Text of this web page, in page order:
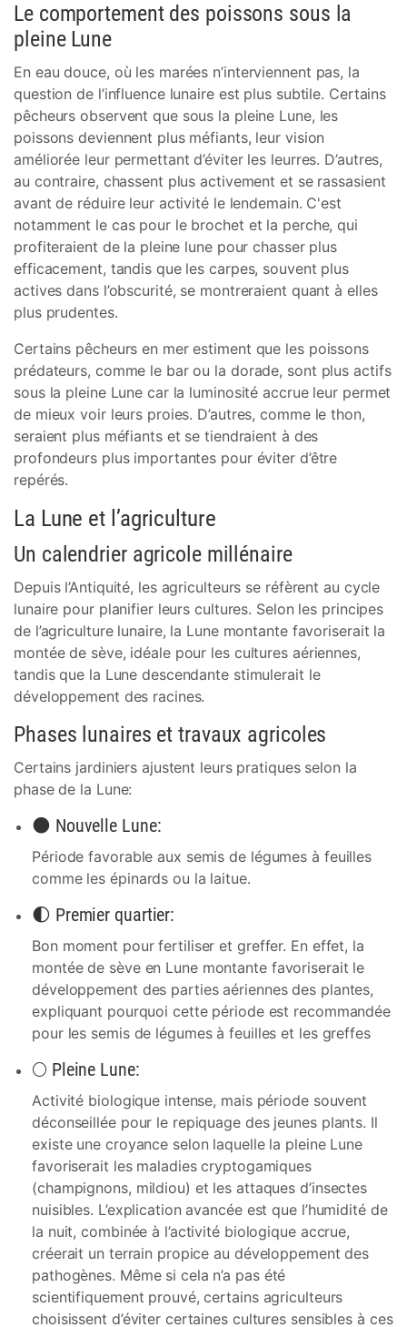
Le comportement des poissons sous la
pleine Lune
En eau douce, où les marées n’interviennent pas, la
question de l’influence lunaire est plus subtile. Certains
pêcheurs observent que sous la pleine Lune, les
poissons deviennent plus méfiants, leur vision
améliorée leur permettant d’éviter les leurres. D’autres,
au contraire, chassent plus activement et se rassasient
avant de réduire leur activité le lendemain. C'est
notamment le cas pour le brochet et la perche, qui
profiteraient de la pleine lune pour chasser plus
efficacement, tandis que les carpes, souvent plus
actives dans l’obscurité, se montreraient quant à elles
plus prudentes.
Certains pêcheurs en mer estiment que les poissons
prédateurs, comme le bar ou la dorade, sont plus actifs
sous la pleine Lune car la luminosité accrue leur permet
de mieux voir leurs proies. D’autres, comme le thon,
seraient plus méfiants et se tiendraient à des
profondeurs plus importantes pour éviter d’être
repérés.
La Lune et l’agriculture
Un calendrier agricole millénaire
Depuis l’Antiquité, les agriculteurs se réfèrent au cycle
lunaire pour planifier leurs cultures. Selon les principes
de l’agriculture lunaire, la Lune montante favoriserait la
montée de sève, idéale pour les cultures aériennes,
tandis que la Lune descendante stimulerait le
développement des racines.
Phases lunaires et travaux agricoles
Certains jardiniers ajustent leurs pratiques selon la
phase de la Lune:
🌑 Nouvelle Lune:
Période favorable aux semis de légumes à feuilles
comme les épinards ou la laitue.
🌓 Premier quartier:
Bon moment pour fertiliser et greffer. En effet, la
montée de sève en Lune montante favoriserait le
développement des parties aériennes des plantes,
expliquant pourquoi cette période est recommandée
pour les semis de légumes à feuilles et les greffes
🌕 Pleine Lune:
Activité biologique intense, mais période souvent
déconseillée pour le repiquage des jeunes plants. Il
existe une croyance selon laquelle la pleine Lune
favoriserait les maladies cryptogamiques
(champignons, mildiou) et les attaques d’insectes
nuisibles. L’explication avancée est que l’humidité de
la nuit, combinée à l’activité biologique accrue,
créerait un terrain propice au développement des
pathogènes. Même si cela n’a pas été
scientifiquement prouvé, certains agriculteurs
choisissent d’éviter certaines cultures sensibles à ces